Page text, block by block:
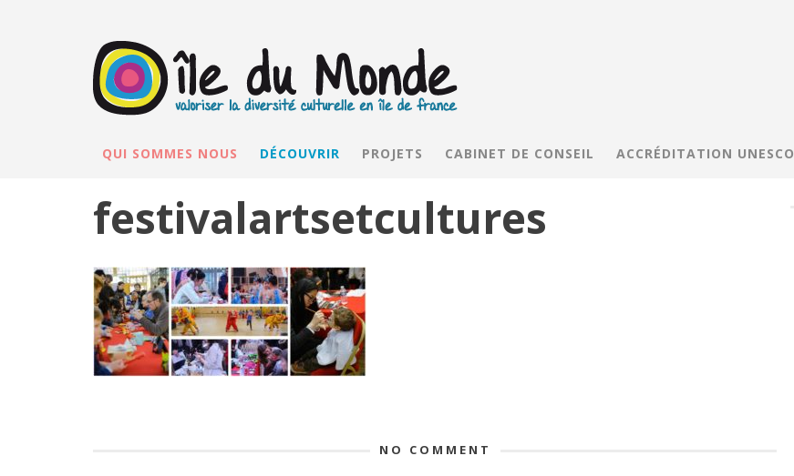
QUI SOMMES NOUS DÉCOUVRIR PROJETS CABINET DE CONSEIL ACCRÉDITATION UNESCO
festivalartsetcultures
NO COMMENT